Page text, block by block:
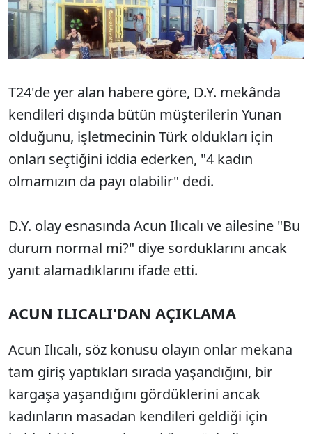
T24'de yer alan habere göre, D.Y. mekânda
kendileri dışında bütün müşterilerin Yunan
olduğunu, işletmecinin Türk oldukları için
onları seçtiğini iddia ederken, "4 kadın
olmamızın da payı olabilir" dedi.
D.Y. olay esnasında Acun Ilıcalı ve ailesine "Bu
durum normal mi?" diye sorduklarını ancak
yanıt alamadıklarını ifade etti.
ACUN ILICALI'DAN AÇIKLAMA
Acun Ilıcalı, söz konusu olayın onlar mekana
tam giriş yaptıkları sırada yaşandığını, bir
kargaşa yaşandığını gördüklerini ancak
kadınların masadan kendileri geldiği için